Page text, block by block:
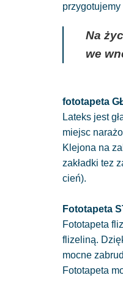
Na
we
fototapeta
Lateks jest
miejsc
Klejona na
zakładki tez
cień).
Fototapeta
Fototapeta
flizeliną.
mocne
Fototapeta